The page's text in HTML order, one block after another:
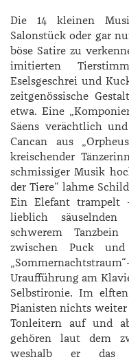
Die 14 kleinen
Salonstück oder gar
böse Satire zu
imitierten
Eselsgeschrei und
zeitgenössische
etwa. Eine
Säens verächtlich
Cancan aus
kreischender
schmissiger Musik
der Tiere“ lahme
Ein Elefant trampelt
lieblich
schwerem
zwischen Puck
Uraufführung am
Selbstironie. Im
Pianisten nichts weiter
Tonleitern auf und
gehören laut dem
weshalb er das